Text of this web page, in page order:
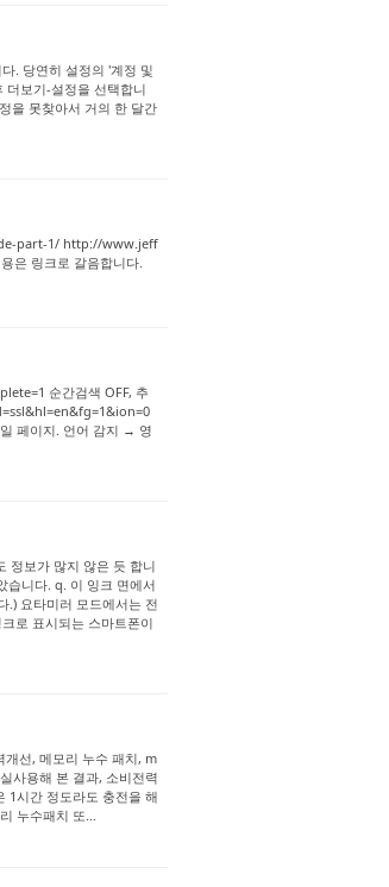
. 당연히 설정의 '계정 및
더보기-설정을 선택합니
을 못찾아서 거의 한 달간
part-1/ http://www.jeff
링크로 갈음합니다.
순간검색 OFF, 추
페이지. 언어 감지 → 영
정보가 많지 않은 듯 합니
습니다. q. 이 잉크 면에서
.) 요타미러 모드에서는 전
로 표시되는 스마트폰이
개선, 메모리 누수 패치, m
사용해 본 결과, 소비전력
1시간 정도라도 충전을 해
누수패치 또...